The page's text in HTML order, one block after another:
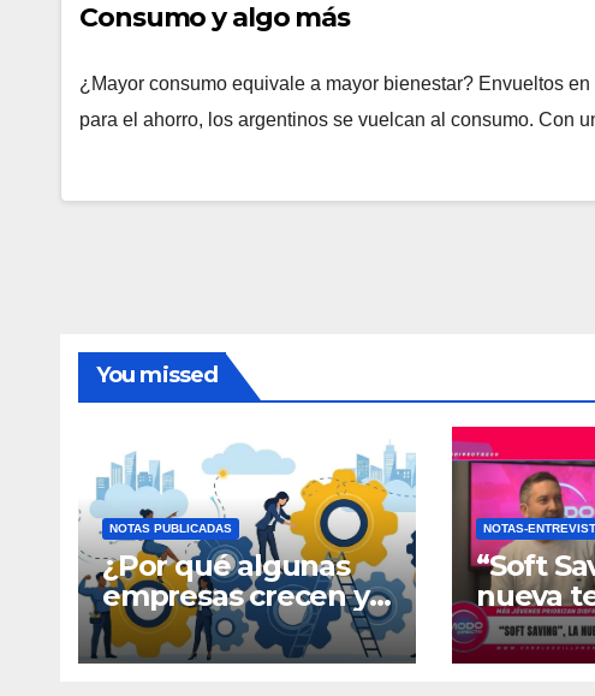
Consumo y algo más
¿Mayor consumo equivale a mayor bienestar? Envueltos
para el ahorro, los argentinos se vuelcan al consumo. Con
You missed
NOTAS PUBLICADAS
¿Por qué algunas
empresas crecen y
otras quedan
atrapadas en el día
NOTAS-
“Soft
nueva